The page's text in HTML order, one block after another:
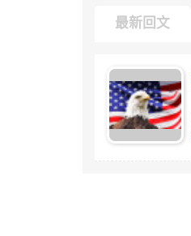
最新回文